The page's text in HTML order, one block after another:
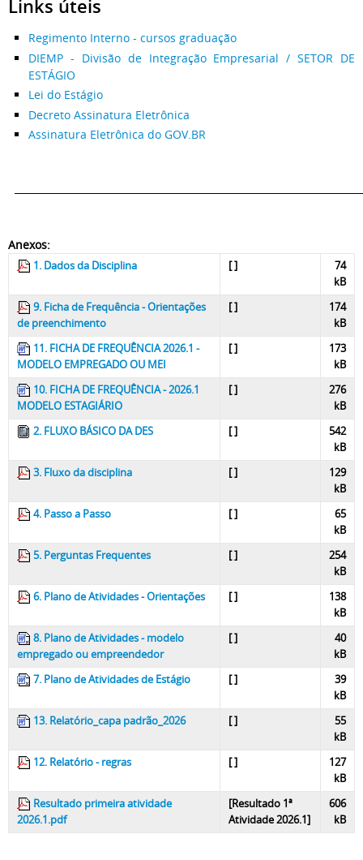
Links úteis
Regimento Interno - cursos graduação
DIEMP - Divisão de Integração Empresarial / SETOR DE
ESTÁGIO
Lei do Estágio
Decreto Assinatura Eletrônica
Assinatura Eletrônica do GOV.BR
Anexos:
1. Dados da Disciplina [ ]
74
kB
9. Ficha de Frequência - Orientações
de preenchimento
[ ]
174
kB
11. FICHA DE FREQUÊNCIA 2026.1 -
MODELO EMPREGADO OU MEI
[ ]
173
kB
10. FICHA DE FREQUÊNCIA - 2026.1
MODELO ESTAGIÁRIO
[ ]
276
kB
2. FLUXO BÁSICO DA DES
[ ]
542
kB
3. Fluxo da disciplina
[ ]
129
kB
4. Passo a Passo
[ ]
65
kB
5. Perguntas Frequentes
[ ]
254
kB
6. Plano de Atividades - Orientações
[ ]
138
kB
8. Plano de Atividades - modelo
empregado ou empreendedor
[ ]
40
kB
7. Plano de Atividades de Estágio
[ ]
39
kB
13. Relatório_capa padrão_2026
[ ]
55
kB
12. Relatório - regras
[ ]
127
kB
Resultado primeira atividade
2026.1.pdf
[Resultado 1ª
Atividade 2026.1]
606
kB